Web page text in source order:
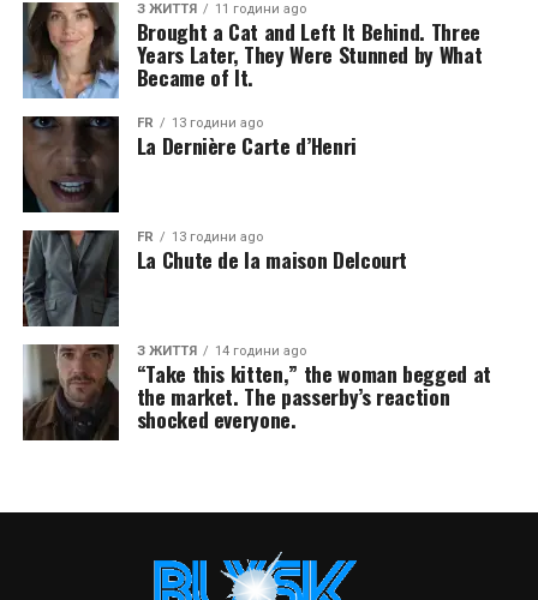
З ЖИТТЯ 11 години ago
Brought a Cat and Left It Behind. Three
Years Later, They Were Stunned by What
Became of It.
FR 13 години ago
La Dernière Carte d’Henri
FR 13 години ago
La Chute de la maison Delcourt
З ЖИТТЯ 14 години ago
“Take this kitten,” the woman begged at
the market. The passerby’s reaction
shocked everyone.